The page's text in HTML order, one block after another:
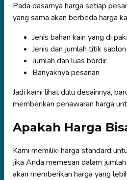
Pada dasarnya harga setiap
yang sama akan berbeda harga
Jenis bahan kain yang di
Jenis dan jumlah titik sablon
Jumlah dan luas bordir
Banyaknya pesanan
Jadi kami lihat dulu desainnya,
memberikan penawaran harga
Apakah Harga
Kami memiliki harga standard
jika Anda memesan dalam
akan memberikan harga yang